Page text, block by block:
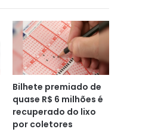
Bilhete premiado de
quase R$ 6 milhões é
recuperado do lixo
por coletores